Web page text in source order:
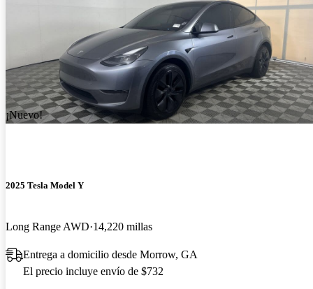
¡Nuevo!
2025 Tesla Model Y
Long Range AWD 14,220 millas
Entrega a domicilio desde Morrow, GA
El precio incluye envío de $732